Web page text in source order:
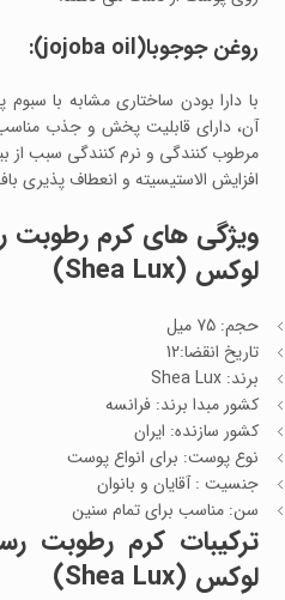
روغن جوجوبا(jojoba oil):
با دارا بودن ساختاری مشابه با
آن، دارای قابلیت پخش و جذب
مرطوب کنندگی و نرم کنندگی سبب
افزایش الاستیسیته و انعطاف
ویژگی های کرم رطوبت
لوکس (Shea Lux)
حجم: 75 میل
تاریخ انقضا:12
برند: Shea Lux
کشور مبدا برند: فرانسه
کشور سازنده: ایران
نوع پوست: برای انواع پوست
جنسیت : آقایان و بانوان
سن: مناسب برای تمام سنین
ترکیبات کرم رطوبت
لوکس (Shea Lux)